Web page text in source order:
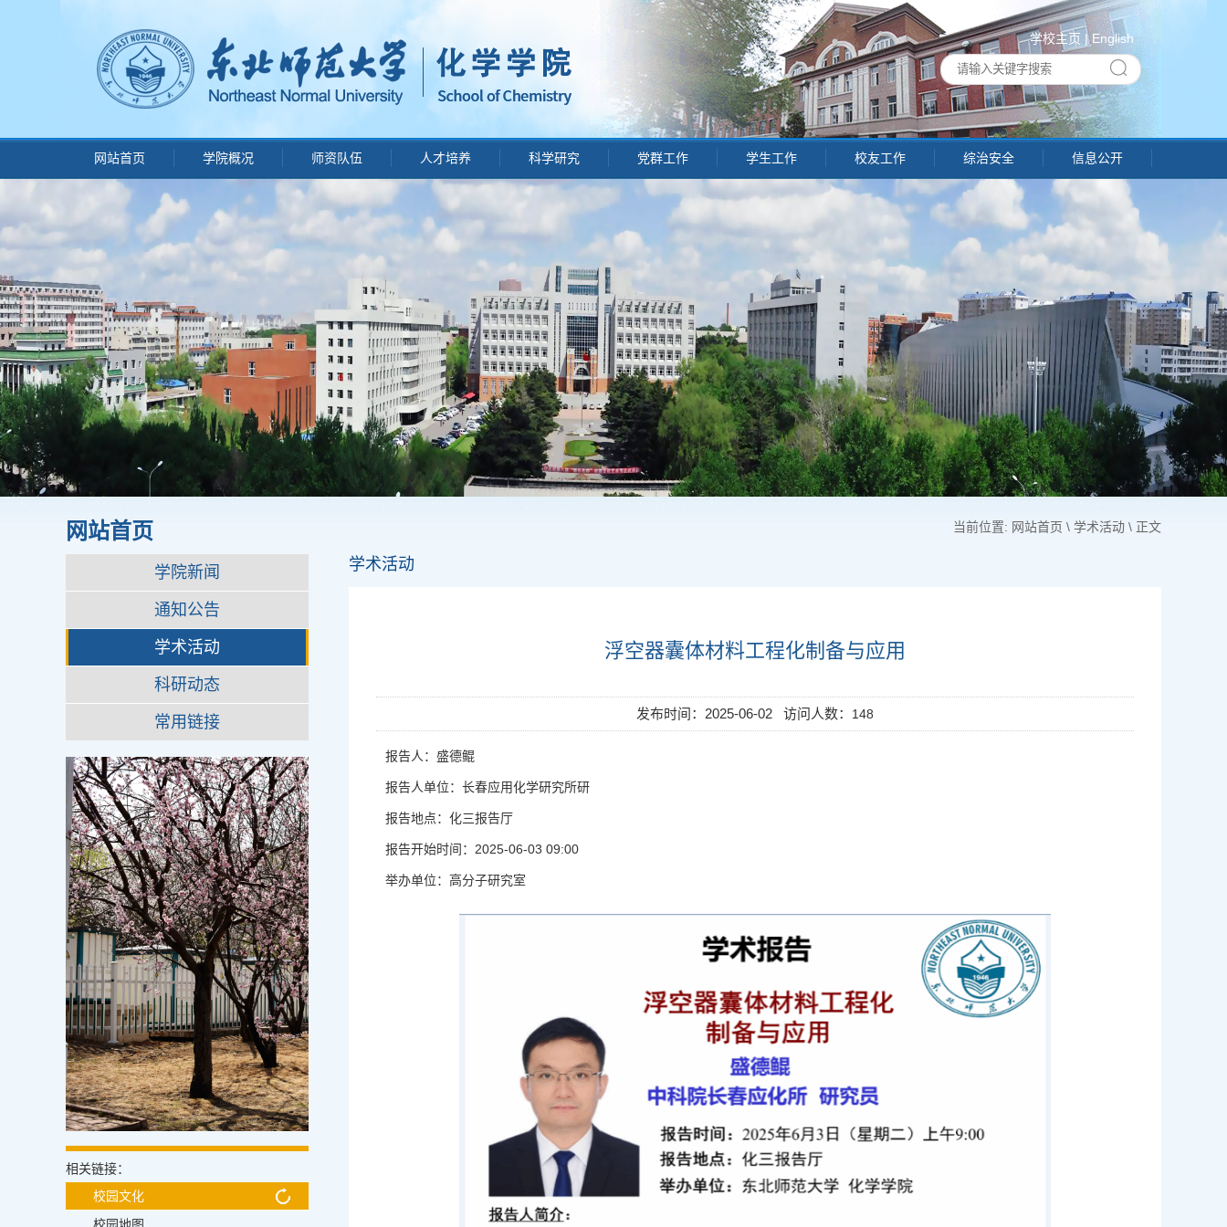
学校主页 |English
网站首页 学院概况 师资队伍 人才培养 科学研究 党群工作 学生工作 校友工作 综治安全 信息公开
网站首页
学院新闻
通知公告
学术活动
科研动态
常用链接
相关链接：
校园文化
当前位置: 网站首页 \ 学术活动 \ 正文
学术活动
浮空器囊体材料工程化制备与应用
发布时间：2025-06-02 访问人数： 148
报告人：盛德鲲
报告人单位：长春应用化学研究所研
报告地点：化三报告厅
报告开始时间：2025-06-03 09:00
举办单位：高分子研究室